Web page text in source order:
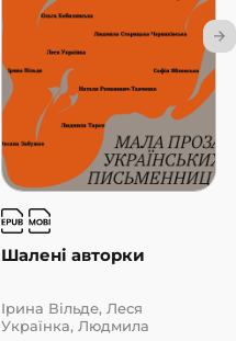
Шалені авторки
Ірина Вільде, Леся
Українка, Людмила